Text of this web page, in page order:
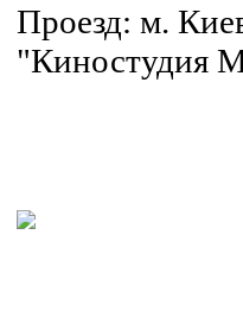
Проезд: м.
"Киностудия